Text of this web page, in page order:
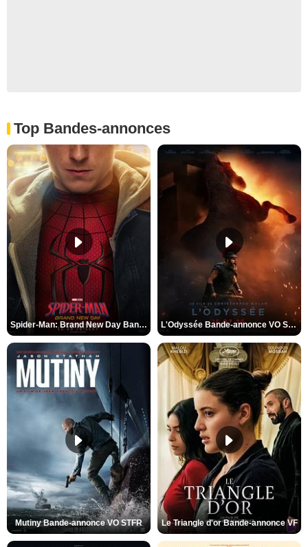
Top Bandes-annonces
Spider-Man: Brand New Day Bande-annonce VO STFR L'Odyssée Bande-annonce VO STFR
Mutiny Bande-annonce VO STFR Le Triangle d'or Bande-annonce VF